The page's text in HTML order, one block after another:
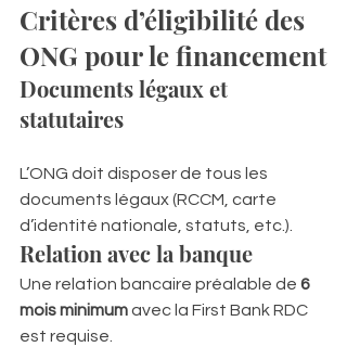
Critères d’éligibilité des
ONG pour le financement
Documents légaux et
statutaires
L’ONG doit disposer de tous les
documents légaux (RCCM, carte
d’identité nationale, statuts, etc.).
Relation avec la banque
Une relation bancaire préalable de 6
mois minimum avec la First Bank RDC
est requise.